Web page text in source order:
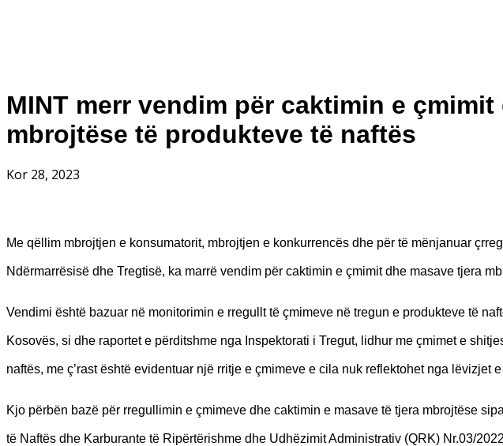
MINT merr vendim për caktimin e
mbrojtëse të produkteve të naftës
Kor 28, 2023
Me qëllim mbrojtjen e konsumatorit, mbrojtjen e konkurrencës dhe për të mënjanuar
Ndërmarrësisë dhe Tregtisë, ka marrë vendim për caktimin e çmimit dhe masave tjera
Vendimi është bazuar në monitorimin e rregullt të çmimeve në tregun e produkteve të
Kosovës, si dhe raportet e përditshme nga Inspektorati i Tregut, lidhur me çmimet e
naftës, me ç’rast është evidentuar një rritje e çmimeve e cila nuk reflektohet nga lëvizjet
Kjo përbën bazë për rregullimin e çmimeve dhe caktimin e masave të tjera mbrojtëse
të Naftës dhe Karburante të Ripërtërishme dhe Udhëzimit Administrativ (QRK) Nr.03/